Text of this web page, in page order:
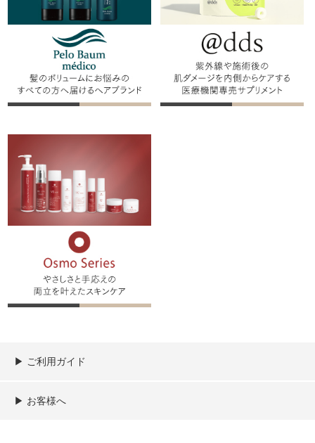
▶︎ ご利用ガイド
ご利用ガイド
決済／配送／送料について
取り扱い商品一覧
顧客情報の取扱について
特定商取引法の表記
▶︎ お客様へ